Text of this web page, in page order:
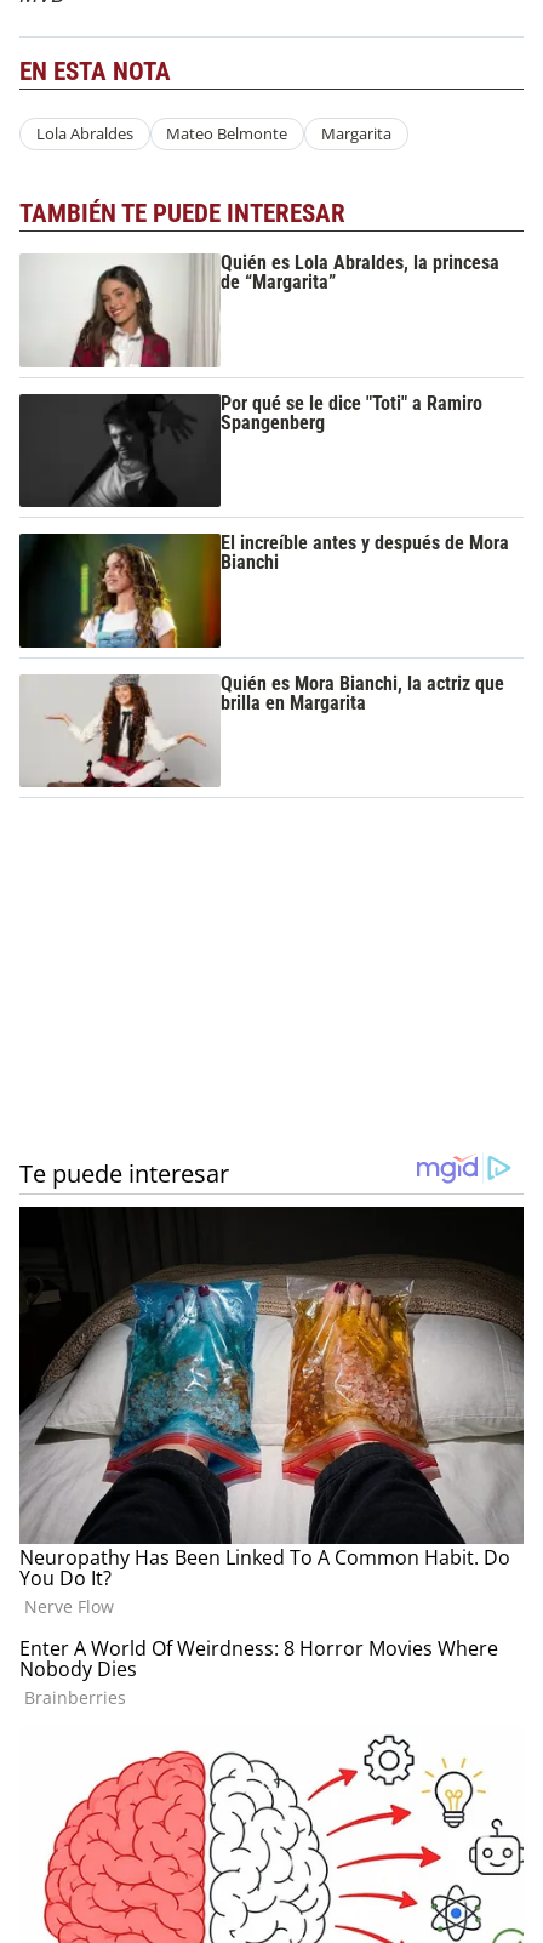
EN ESTA NOTA
Lola Abraldes Mateo Belmonte Margarita
TAMBIÉN TE PUEDE INTERESAR
Quién es Lola Abraldes, la princesa
de “Margarita”
Por qué se le dice "Toti" a Ramiro
Spangenberg
El increíble antes y después de Mora
Bianchi
Quién es Mora Bianchi, la actriz que
brilla en Margarita